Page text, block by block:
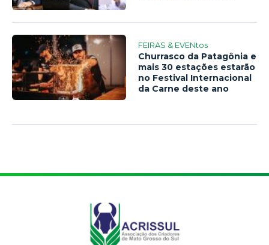
FEIRAS & EVENtos
Churrasco da Patagônia e
mais 30 estações estarão
no Festival Internacional
da Carne deste ano